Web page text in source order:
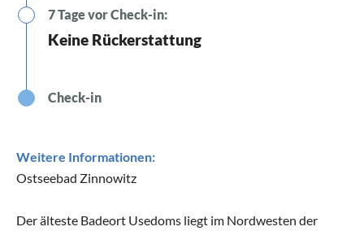
7 Tage vor Check-in:
Keine Rückerstattung
Check-in
Weitere Informationen:
Ostseebad Zinnowitz
Der älteste Badeort Usedoms liegt im Nordwesten der